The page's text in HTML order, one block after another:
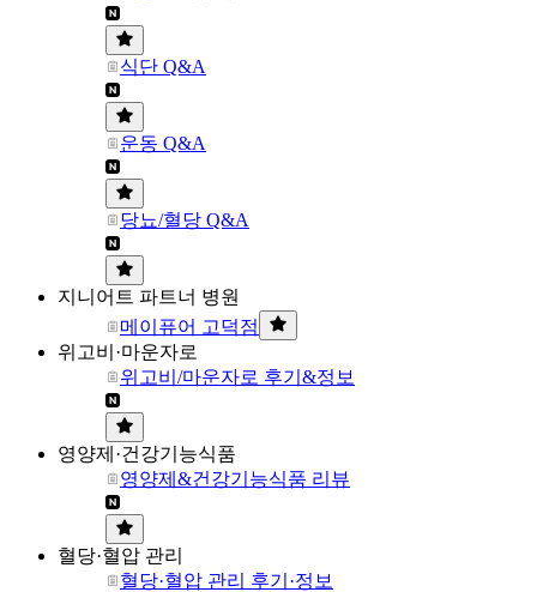
식단 Q&A
운동 Q&A
당뇨/혈당 Q&A
지니어트 파트너 병원
메이퓨어 고덕점
위고비·마운자로
위고비/마운자로 후기&정보
영양제·건강기능식품
영양제&건강기능식품 리뷰
혈당·혈압 관리
혈당·혈압 관리 후기·정보